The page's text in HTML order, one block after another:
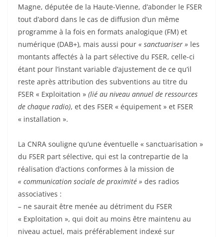
Magne, députée de la Haute-Vienne, d’abonder le FSER
tout d’abord dans le cas de diffusion d’un même
programme à la fois en formats analogique (FM) et
numérique (DAB+), mais aussi pour « sanctuariser » les
montants affectés à la part sélective du FSER, celle-ci
étant pour l’instant variable d’ajustement de ce qu’il
reste après attribution des subventions au titre du
FSER « Exploitation » (lié au niveau annuel de ressources
de chaque radio), et des FSER « équipement » et FSER
« installation ».
La CNRA souligne qu’une éventuelle « sanctuarisation »
du FSER part sélective, qui est la contrepartie de la
réalisation d’actions conformes à la mission de
« communication sociale de proximité » des radios
associatives :
– ne saurait être menée au détriment du FSER
« Exploitation », qui doit au moins être maintenu au
niveau actuel, mais préférablement indexé sur